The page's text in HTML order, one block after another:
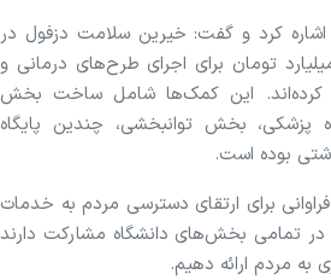
کرد و گفت: خیرین سلامت دزفول در
اخیر بیش از ۱۶۰ میلیارد تومان برای اجرای طرح‌های درمانی و
کرده‌اند. این کمک‌ها شامل ساخت بخش
پزشکی، بخش توانبخشی، چندین پایگاه
بوده است.
برای ارتقای دسترسی مردم به خدمات
تمامی بخش‌های دانشگاه مشارکت دارند
به مردم ارائه دهیم.